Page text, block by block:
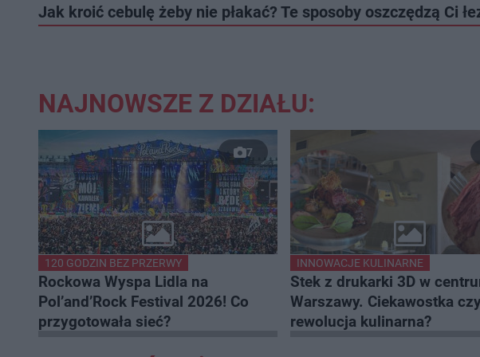
Jak kroić cebulę żeby nie płakać? Te sposoby oszczędzą Ci
NAJNOWSZE Z DZIAŁU:
7
120 GODZIN BEZ PRZERWY
Rockowa Wyspa Lidla na
Pol’and’Rock Festival 2026! Co
przygotowała sieć?
INNOWACJE KULINARNE
Stek z drukarki 3D w
Warszawy. Ciekawostka czy
rewolucja kulinarna?